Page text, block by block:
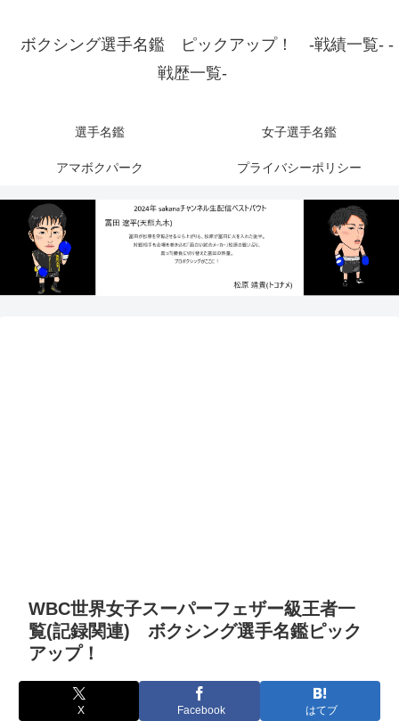
ボクシング選手名鑑 ピックアップ！ -戦績一覧- -
戦歴一覧-
選手名鑑 女子選手名鑑
アマボクパーク プライバシーポリシー
WBC世界女子スーパーフェザー級王者一
覧(記録関連) ボクシング選手名鑑ピック
アップ！
X Facebook はてブ